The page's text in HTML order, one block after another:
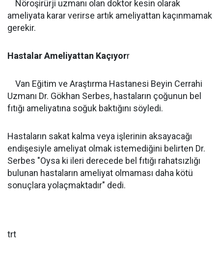
Nöroşirürji uzmanı olan doktor kesin olarak
ameliyata karar verirse artık ameliyattan kaçınmamak
gerekir.
Hastalar Ameliyattan Kaçıyorr
Van Eğitim ve Araştırma Hastanesi Beyin Cerrahi
Uzmanı Dr. Gökhan Serbes, hastaların çoğunun bel
fıtığı ameliyatına soğuk baktığını söyledi.
Hastaların sakat kalma veya işlerinin aksayacağı
endişesiyle ameliyat olmak istemediğini belirten Dr.
Serbes "Oysa ki ileri derecede bel fıtığı rahatsızlığı
bulunan hastaların ameliyat olmaması daha kötü
sonuçlara yolaçmaktadır" dedi.
trt